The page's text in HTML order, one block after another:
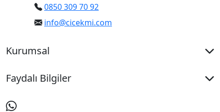
sürprizler veya zarif hediyeler için size uygun
seçenekleri değerlendirebilirsiniz.
0850 309 70 92
info@cicekmi.com
Kurumsal
Faydalı Bilgiler